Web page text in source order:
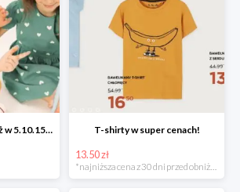
Wiosenna wyprzedaż w 5.10.15 -70% T-shirty w super cenach!
13.50 zł
*najniższa cena z 30 dni przed obniżką